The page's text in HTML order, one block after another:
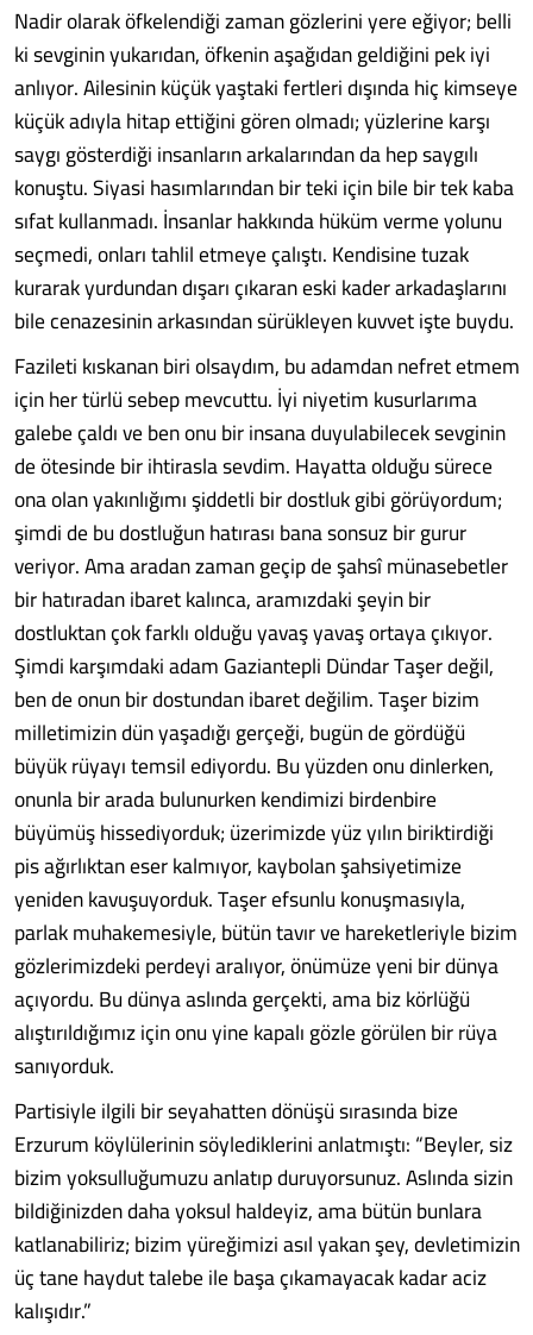
Nadir olarak öfkelendiği zaman gözlerini yere eğiyor; belli
ki sevginin yukarıdan, öfkenin aşağıdan geldiğini pek iyi
anlıyor. Ailesinin küçük yaştaki fertleri dışında hiç kimseye
küçük adıyla hitap ettiğini gören olmadı; yüzlerine karşı
saygı gösterdiği insanların arkalarından da hep saygılı
konuştu. Siyasi hasımlarından bir teki için bile bir tek kaba
sıfat kullanmadı. İnsanlar hakkında hüküm verme yolunu
seçmedi, onları tahlil etmeye çalıştı. Kendisine tuzak
kurarak yurdundan dışarı çıkaran eski kader arkadaşlarını
bile cenazesinin arkasından sürükleyen kuvvet işte buydu.
Fazileti kıskanan biri olsaydım, bu adamdan nefret etmem
için her türlü sebep mevcuttu. İyi niyetim kusurlarıma
galebe çaldı ve ben onu bir insana duyulabilecek sevginin
de ötesinde bir ihtirasla sevdim. Hayatta olduğu sürece
ona olan yakınlığımı şiddetli bir dostluk gibi görüyordum;
şimdi de bu dostluğun hatırası bana sonsuz bir gurur
veriyor. Ama aradan zaman geçip de şahsî münasebetler
bir hatıradan ibaret kalınca, aramızdaki şeyin bir
dostluktan çok farklı olduğu yavaş yavaş ortaya çıkıyor.
Şimdi karşımdaki adam Gaziantepli Dündar Taşer değil,
ben de onun bir dostundan ibaret değilim. Taşer bizim
milletimizin dün yaşadığı gerçeği, bugün de gördüğü
büyük rüyayı temsil ediyordu. Bu yüzden onu dinlerken,
onunla bir arada bulunurken kendimizi birdenbire
büyümüş hissediyorduk; üzerimizde yüz yılın biriktirdiği
pis ağırlıktan eser kalmıyor, kaybolan şahsiyetimize
yeniden kavuşuyorduk. Taşer efsunlu konuşmasıyla,
parlak muhakemesiyle, bütün tavır ve hareketleriyle bizim
gözlerimizdeki perdeyi aralıyor, önümüze yeni bir dünya
açıyordu. Bu dünya aslında gerçekti, ama biz körlüğü
alıştırıldığımız için onu yine kapalı gözle görülen bir rüya
sanıyorduk.
Partisiyle ilgili bir seyahatten dönüşü sırasında bize
Erzurum köylülerinin söylediklerini anlatmıştı: “Beyler, siz
bizim yoksulluğumuzu anlatıp duruyorsunuz. Aslında sizin
bildiğinizden daha yoksul haldeyiz, ama bütün bunlara
katlanabiliriz; bizim yüreğimizi asıl yakan şey, devletimizin
üç tane haydut talebe ile başa çıkamayacak kadar aciz
kalışıdır.”